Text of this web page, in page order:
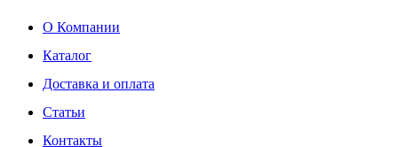
О Компании
Каталог
Доставка и оплата
Статьи
Контакты